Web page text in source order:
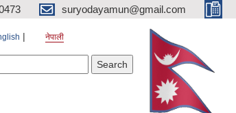
suryodayamun@gmail.com
नेपाली